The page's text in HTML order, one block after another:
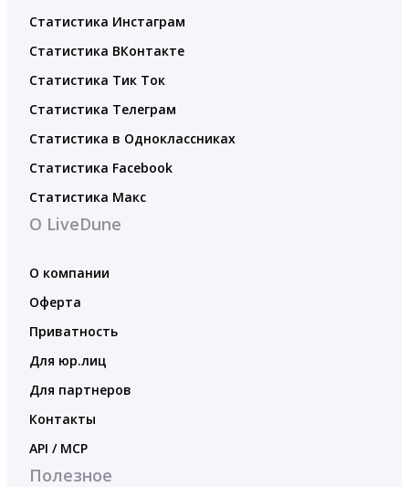
Статистика Инстаграм
Статистика ВКонтакте
Статистика Тик Ток
Статистика Телеграм
Статистика в Одноклассниках
Статистика Facebook
Статистика Макс
О LiveDune
О компании
Оферта
Приватность
Для юр.лиц
Для партнеров
Контакты
API / MCP
Полезное